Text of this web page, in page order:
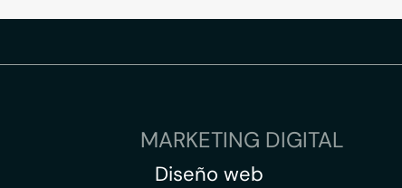
MARKETING DIGITAL
Diseño web